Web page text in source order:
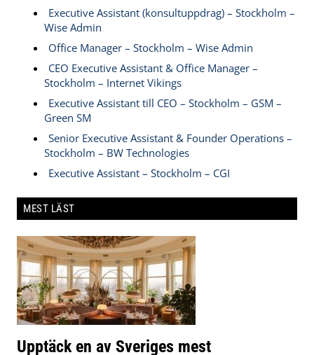
Executive Assistant (konsultuppdrag) – Stockholm –
Wise Admin
Office Manager – Stockholm – Wise Admin
CEO Executive Assistant & Office Manager –
Stockholm – Internet Vikings
Executive Assistant till CEO – Stockholm – GSM –
Green SM
Senior Executive Assistant & Founder Operations –
Stockholm – BW Technologies
Executive Assistant – Stockholm – CGI
MEST LÄST
Upptäck en av Sveriges mest